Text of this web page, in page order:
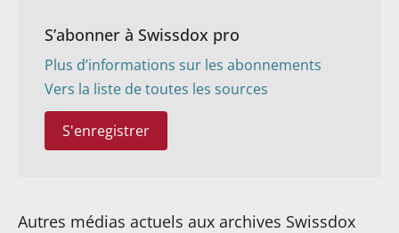
S’abonner à Swissdox pro
Plus d’informations sur les abonnements
Vers la liste de toutes les sources
S'enregistrer
Autres médias actuels aux archives Swissdox